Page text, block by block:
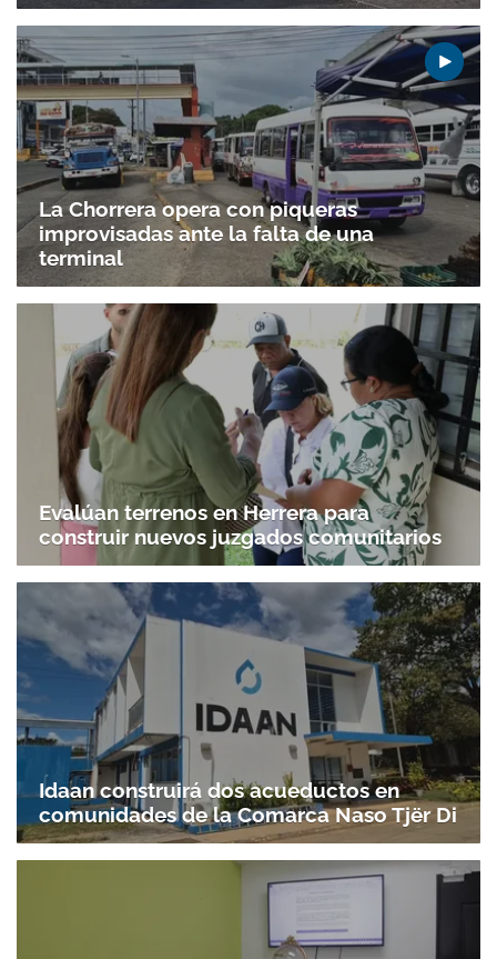
La Chorrera opera con piqueras
improvisadas ante la falta de una
terminal
Evalúan terrenos en Herrera para
construir nuevos juzgados comunitarios
Idaan construirá dos acueductos en
comunidades de la Comarca Naso Tjër Di